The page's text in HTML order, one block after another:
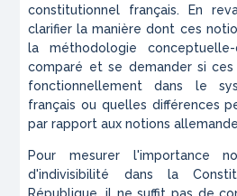
constitutionnel français. En
clarifier la manière dont ces
la méthodologie
comparé et se demander si
fonctionnellement dans le
français ou quelles différences
par rapport aux notions
Pour mesurer l'importance
d'indivisibilité dans la